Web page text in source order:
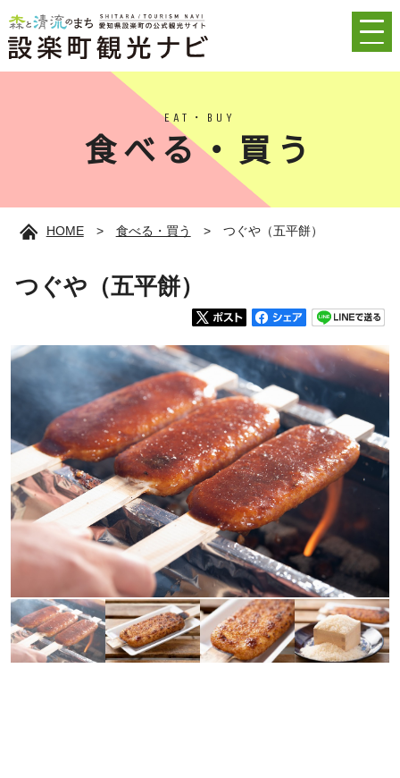
EAT・BUY
食べる・買う
HOME> 食べる・買う > つぐや（五平餅）
つぐや（五平餅）